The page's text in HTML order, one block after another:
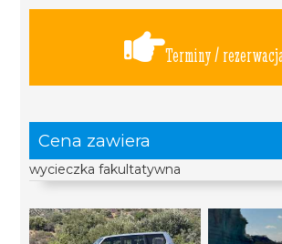
Terminy /
Cena zawiera
wycieczka fakultatywna